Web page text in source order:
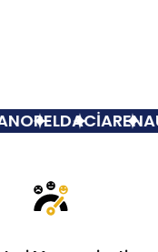
OPELDACİA